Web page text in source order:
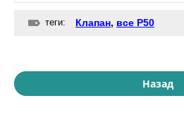
теги: Клапан, все Р50
Назад